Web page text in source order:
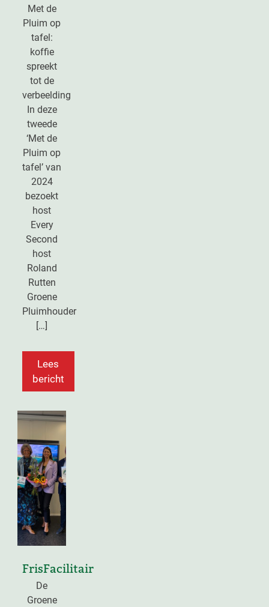
Met de
Pluim op
tafel:
koffie
spreekt
tot de
verbeelding
In deze
tweede
‘Met de
Pluim op
tafel’ van
2024
bezoekt
host
Every
Second
host
Roland
Rutten
Groene
Pluimhouder
[…]
Lees
bericht
FrisFacilitair
De
Groene